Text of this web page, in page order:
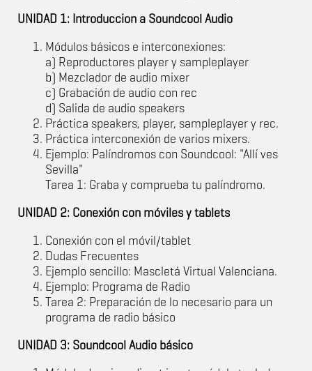
UNIDAD 1: Introduccion a Soundcool Audio
Módulos básicos e interconexiones:
a) Reproductores player y sampleplayer
b) Mezclador de audio mixer
c) Grabación de audio con rec
d) Salida de audio speakers
Práctica speakers, player, sampleplayer y rec.
Práctica interconexión de varios mixers.
Ejemplo: Palíndromos con Soundcool: "Allí ves
Sevilla"
Tarea 1: Graba y comprueba tu palíndromo.
UNIDAD 2: Conexión con móviles y tablets
Conexión con el móvil/tablet
Dudas Frecuentes
Ejemplo sencillo: Mascletá Virtual Valenciana.
Ejemplo: Programa de Radio
Tarea 2: Preparación de lo necesario para un
programa de radio básico
UNIDAD 3: Soundcool Audio básico